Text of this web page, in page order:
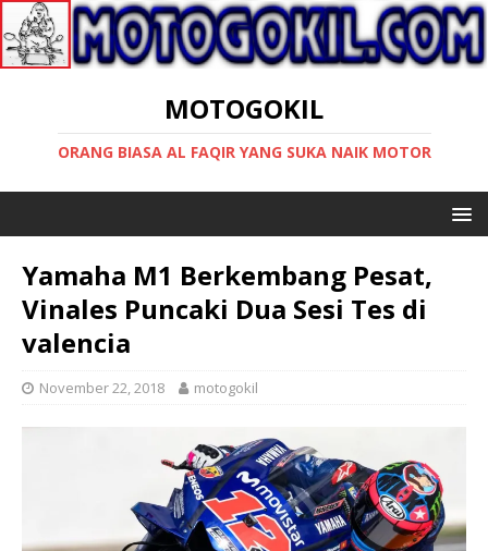
MOTOGOKIL
ORANG BIASA AL FAQIR YANG SUKA NAIK MOTOR
Yamaha M1 Berkembang Pesat,
Vinales Puncaki Dua Sesi Tes di
valencia
November 22, 2018 motogokil